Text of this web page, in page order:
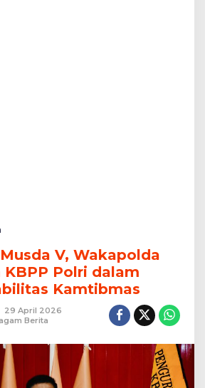
V,
Wakapolda
Soroti
Peran
KBPP
Polri
Menjaga
Stabilitas
Kamtibmas
V, Wakapolda
KBPP Polri dalam
Kamtibmas
29 April 2026
Berita